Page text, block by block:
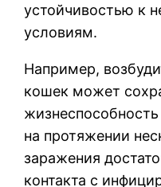
устойчивостью к
условиям.
Например,
кошек может
на протяжении
заражения
контакта с